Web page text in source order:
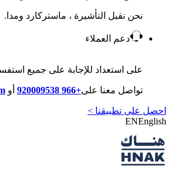
نحن نقبل التأشيرة ، ماستركارد ومدا.
دعم العملاء
على استعداد للإجابة على جميع
تواصل معنا على+966 920009538 أو
احصل على تطبيقنا >
ENEnglish